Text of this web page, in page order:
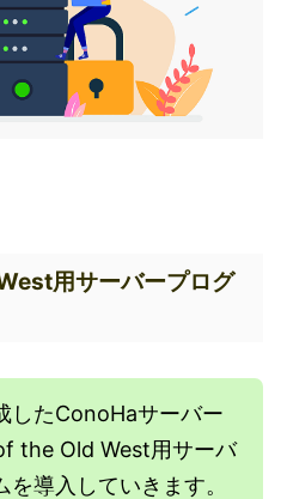
用サーバープログ
したConoHaサーバー
the Old West用サーバ
を導入していきます。